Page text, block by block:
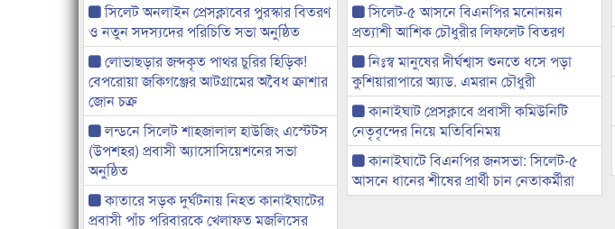
সিলেট অনলাইন প্রেসক্লাবের পুরস্কার বিতরণ
ও নতুন সদস্যদের পরিচিতি সভা অনুষ্ঠিত
লোভাছড়ার জব্দকৃত পাথর চুরির হিড়িক!
বেপরোয়া জকিগঞ্জের আটগ্রামের অবৈধ ক্রাশার
জোন চক্র
লন্ডনে সিলেট শাহজালাল হাউজিং এস্টেটস
(উপশহর) প্রবাসী অ্যাসোসিয়েশনের সভা
অনুষ্ঠিত
কাতারে সড়ক দুর্ঘটনায় নিহত কানাইঘাটের
প্রবাসী পাঁচ পরিবারকে খেলাফত মজলিসের
সিলেট-৫ আসনে বিএনপির মনোনয়ন
প্রত্যাশী আশিক চৌধুরীর লিফলেট বিতরণ
নিঃস্ব মানুষের দীর্ঘশ্বাস শুনতে ধসে পড়া
কুশিয়ারাপারে অ্যাড. এমরান চৌধুরী
কানাইঘাট প্রেসক্লাবে প্রবাসী কমিউনিটি
নেতৃবৃন্দের নিয়ে মতিবিনিময়
কানাইঘাটে বিএনপির জনসভা: সিলেট-৫
আসনে ধানের শীষের প্রার্থী চান নেতাকর্মীরা